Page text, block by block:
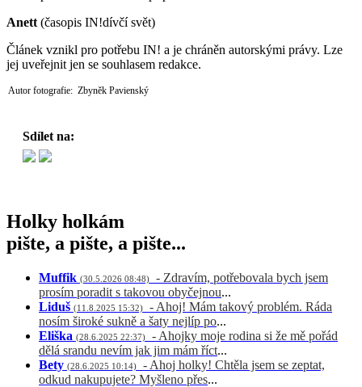
Anett (časopis IN!dívčí svět)
Článek vznikl pro potřebu IN! a je chráněn autorskými právy. Lze
jej uveřejnit jen se souhlasem redakce.
Autor fotografie: Zbyněk Pavienský
Sdílet na:
Holky holkám
pište, a pište, a pište...
Muffik (30.5.2026 08:48)
- Zdravím, potřebovala bych jsem
prosím poradit s takovou obyčejnou...
Liduš (11.8.2025 15:32)
- Ahoj! Mám takový problém. Ráda
nosím široké sukně a šaty nejlíp po...
Eliška (28.6.2025 22:37)
- Ahojky moje rodina si že mě pořád
dělá srandu nevím jak jim mám říct...
Bety (28.6.2025 10:14)
- Ahoj holky! Chtěla jsem se zeptat,
odkud nakupujete? Myšleno přes...